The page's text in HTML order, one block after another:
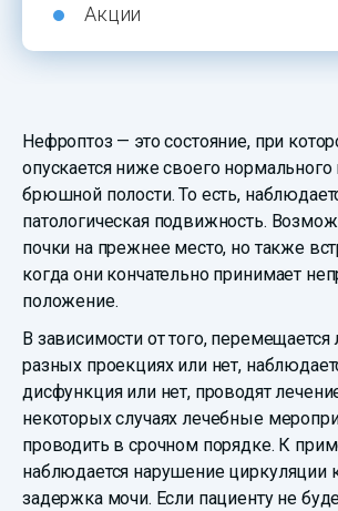
Акции
Нефроптоз — это состояние, при
опускается ниже своего
брюшной полости. То есть,
патологическая подвижность.
почки на прежнее место, но также
когда они кончательно принимает
положение.
В зависимости от того, перемещается
разных проекциях или нет,
дисфункция или нет, проводят
некоторых случаях лечебные
проводить в срочном порядке. К
наблюдается нарушение циркуляции
задержка мочи. Если пациенту не